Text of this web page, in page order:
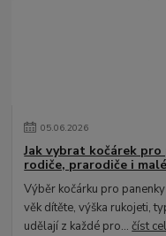
05.06.2026
Jak vybrat kočárek pro
rodiče, prarodiče i
Výběr kočárku pro
věk dítěte, výška rukojeti,
udělají z každé pro...číst